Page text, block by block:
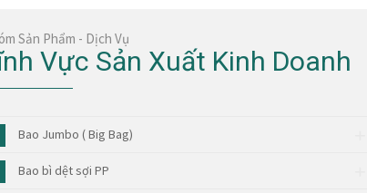
Sản Phẩm - Dịch Vụ
Vực Sản Xuất Kinh Doanh
Bao Jumbo ( Big Bag)
Bao bì dệt sợi PP